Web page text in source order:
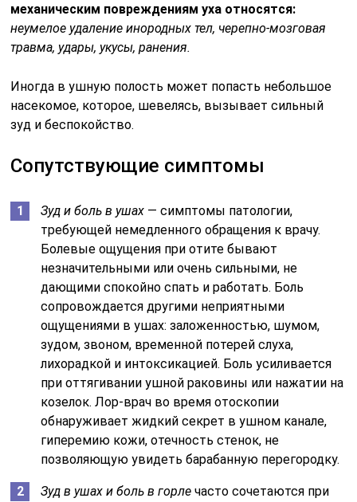
механическим повреждениям уха относятся:
неумелое удаление инородных тел, черепно-мозговая
травма, удары, укусы, ранения.
Иногда в ушную полость может попасть небольшое
насекомое, которое, шевелясь, вызывает сильный
зуд и беспокойство.
Сопутствующие симптомы
Зуд и боль в ушах — симптомы патологии,
требующей немедленного обращения к врачу.
Болевые ощущения при отите бывают
незначительными или очень сильными, не
дающими спокойно спать и работать. Боль
сопровождается другими неприятными
ощущениями в ушах: заложенностью, шумом,
зудом, звоном, временной потерей слуха,
лихорадкой и интоксикацией. Боль усиливается
при оттягивании ушной раковины или нажатии на
козелок. Лор-врач во время отоскопии
обнаруживает жидкий секрет в ушном канале,
гиперемию кожи, отечность стенок, не
позволяющую увидеть барабанную перегородку.
Зуд в ушах и боль в горле часто сочетаются при